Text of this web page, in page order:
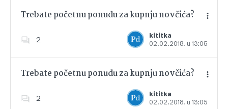
Trebate početnu ponudu za kupnju novčića?
2
kititka
02.02.2018. u 13:05
Dodajte u favorite
Trebate početnu ponudu za kupnju novčića?
2
kititka
02.02.2018. u 13:05
Dodajte u favorite